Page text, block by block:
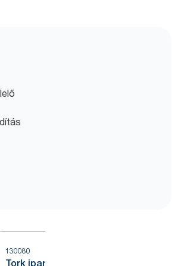
130080
Tork ipari nagy teljesítményű